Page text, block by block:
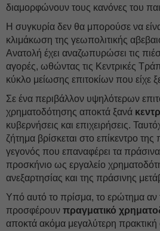
διαμορφώνουν τους κανόνες του
Η συγκυρία δεν θα μπορούσε να
κλιμάκωση της γεωπολιτικής
Ανατολή έχει αναζωπυρώσει τις
αγορές, ωθώντας τις Κεντρικές
κύκλο μείωσης επιτοκίων που είχε
Σε ένα περιβάλλον υψηλότερων
χρηματοδότησης αποκτά ξανά
κυβερνήσεις και επιχειρήσεις.
ζήτημα βρίσκεται στο επίκεντρο της
γεγονός που επαναφέρει τα
προσκήνιο ως εργαλείο
ανεξαρτησίας και της πράσινης
Υπό αυτό το πρίσμα, το ερώτημα αν
προσφέρουν πραγματικό
αποκτά ακόμα μεγαλύτερη πρακτική